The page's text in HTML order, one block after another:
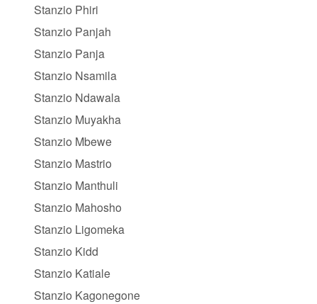
Stanzio Phiri
Stanzio Panjah
Stanzio Panja
Stanzio Nsamila
Stanzio Ndawala
Stanzio Muyakha
Stanzio Mbewe
Stanzio Mastrio
Stanzio Manthuli
Stanzio Mahosho
Stanzio Ligomeka
Stanzio Kidd
Stanzio Katiale
Stanzio Kagonegone